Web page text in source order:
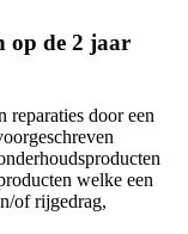
op de 2 jaar
reparaties door een
welke een
of rijgedrag,